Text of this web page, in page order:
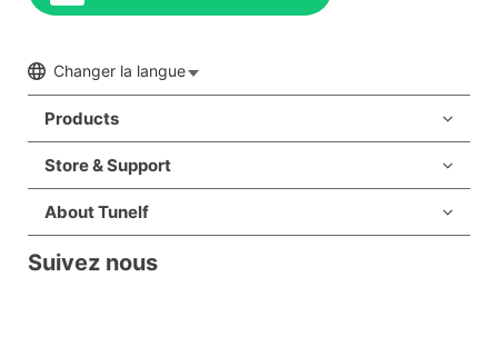
Changer la langue
Products
Store & Support
About Tunelf
Suivez nous